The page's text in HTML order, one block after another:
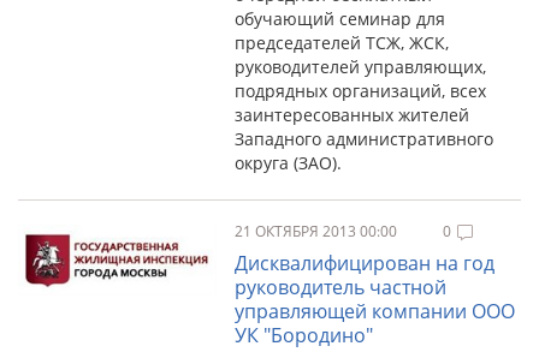
обучающий семинар для
председателей ТСЖ, ЖСК,
руководителей управляющих,
подрядных организаций, всех
заинтересованных жителей
Западного административного
округа (ЗАО).
21 ОКТЯБРЯ 2013 00:00 0
Дисквалифицирован на год
руководитель частной
управляющей компании ООО
УК "Бородино"